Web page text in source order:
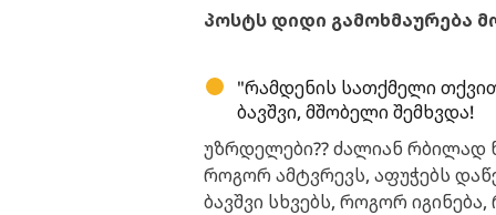
პოსტს დიდი გამოხმაურება
"რამდენის სათქმელი
ბავშვი, მშობელი შემხვდა!
უზრდელები?? ძალიან რბილად
როგორ ამტვრევს, აფუჭებს
ბავშვი სხვებს, როგორ